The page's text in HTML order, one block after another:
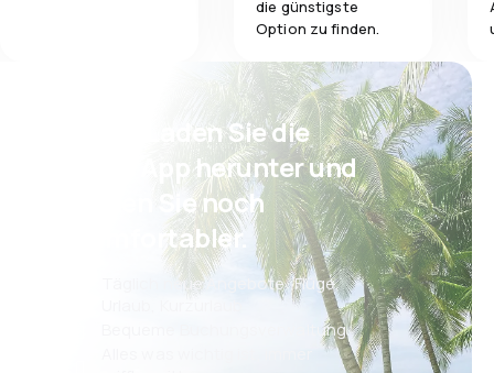
die günstigste
Option zu finden.
Psst! Laden Sie die
eSky App herunter und
reisen Sie noch
komfortabler.
Täglich neue Angebote: Flüge,
Bequeme Buchungsverwaltung